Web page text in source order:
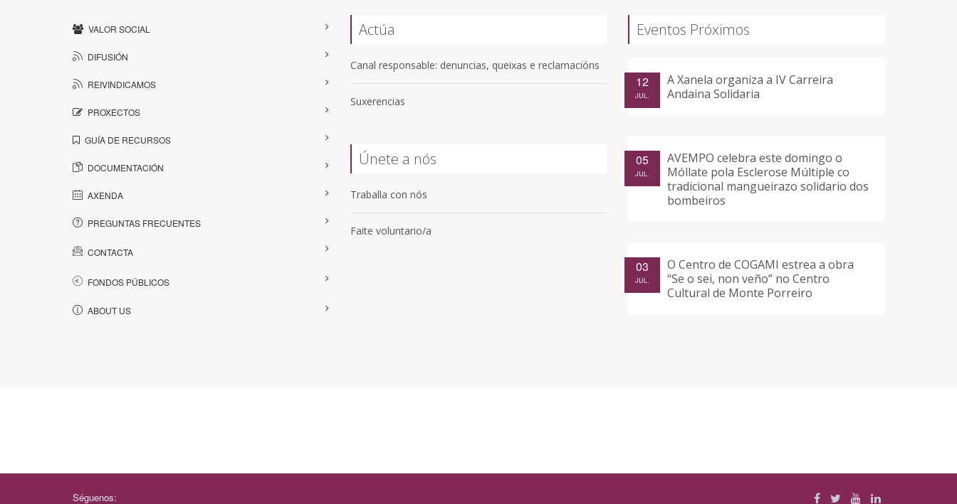
VALOR SOCIAL
DIFUSIÓN
REIVINDICAMOS
PROXECTOS
GUÍA DE RECURSOS
DOCUMENTACIÓN
AXENDA
PREGUNTAS FRECUENTES
CONTACTA
FONDOS PÚBLICOS
ABOUT US
Actúa
Canal responsable: denuncias, queixas e reclamacións
Suxerencias
Únete a nós
Traballa con nós
Faite voluntario/a
Eventos Próximos
A Xanela organiza a IV Carreira
Andaina Solidaria
12
JUL.
AVEMPO celebra este domingo o
Móllate pola Esclerose Múltiple co
tradicional mangueirazo solidario dos
bombeiros
05
JUL.
O Centro de COGAMI estrea a obra
“Se o sei, non veño” no Centro
Cultural de Monte Porreiro
03
JUL.
Séguenos: